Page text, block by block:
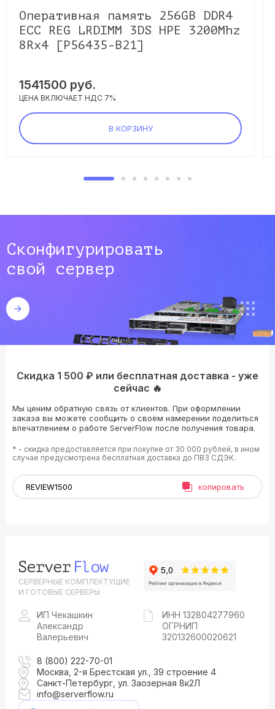
Оперативная память 256GB DDR4
ECC REG LRDIMM 3DS HPE 3200Mhz
8Rx4 [P56435-B21]
1541500 руб.
ЦЕНА ВКЛЮЧАЕТ НДС 7%
В КОРЗИНУ
Сконфигурировать
свой сервер
Скидка 1 500 ₽ или бесплатная доставка - уже
сейчас 🔥
Мы ценим обратную связь от клиентов. При оформлении
заказа вы можете сообщить о своём намерении поделиться
впечатлением о работе ServerFlow после получения товара.
* - скидка предоставляется при покупке от 30 000 рублей, в ином
случае предусмотрена бесплатная доставка до ПВЗ СДЭК.
копировать
СЕРВЕРНЫЕ КОМПЛЕКТУЩИЕ
И ГОТОВЫЕ СЕРВЕРЫ
ИП Чекашкин
Александр
Валерьевич
ИНН 132804277960
ОГРНИП
320132600020621
8 (800) 222-70-01
Москва, 2-я Брестская ул., 39 строение 4
Санкт-Петербург, ул. Заозерная 8к2Л
info@serverflow.ru